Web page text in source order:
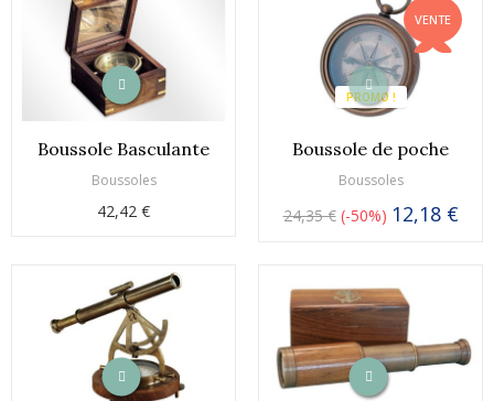
Boussole Basculante
Boussoles
42,42 €
PROMO !
VENTE
Boussole de poche
Boussoles
24,35 € -50% 12,18 €